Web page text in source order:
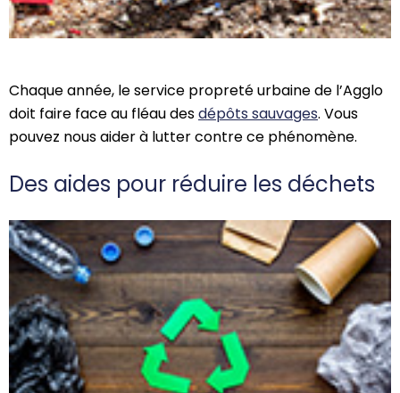
Chaque année, le service propreté urbaine de l’Agglo
doit faire face au fléau desdépôts sauvages. Vous
pouvez nous aider à lutter contre ce phénomène.
Des aides pour réduire les déchets